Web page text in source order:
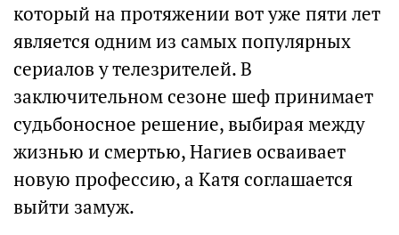
который на протяжении вот уже пяти лет
является одним из самых популярных
сериалов у телезрителей. В
заключительном сезоне шеф принимает
судьбоносное решение, выбирая между
жизнью и смертью, Нагиев осваивает
новую профессию, а Катя соглашается
выйти замуж.